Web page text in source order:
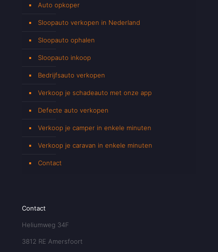
Auto opkoper
Sloopauto verkopen in Nederland
Sloopauto ophalen
Sloopauto inkoop
Bedrijfsauto verkopen
Verkoop je schadeauto met onze app
Defecte auto verkopen
Verkoop je camper in enkele minuten
Verkoop je caravan in enkele minuten
Contact
Contact
Heliumweg 34F
3812 RE Amersfoort